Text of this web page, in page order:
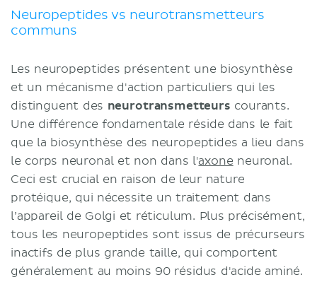
Enképhaline
Neuropeptides vs neurotransmetteurs
communs
Les neuropeptides présentent une biosynthèse
et un mécanisme d'action particuliers qui les
distinguent des neurotransmetteurs courants.
Une différence fondamentale réside dans le fait
que la biosynthèse des neuropeptides a lieu dans
le corps neuronal et non dans l'axone neuronal.
Ceci est crucial en raison de leur nature
protéique, qui nécessite un traitement dans
l’appareil de Golgi et réticulum. Plus précisément,
tous les neuropeptides sont issus de précurseurs
inactifs de plus grande taille, qui comportent
généralement au moins 90 résidus d'acide aminé.